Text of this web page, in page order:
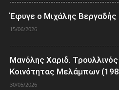
Έφυγε ο Μιχάλης Βεργαδής
15/06/2026
Μανόλης Χαριδ.
Κοινότητας Μελάμπων
30/05/2026